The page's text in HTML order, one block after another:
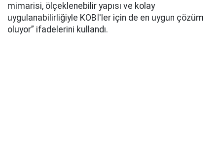
mimarisi, ölçeklenebilir yapısı ve kolay
uygulanabilirliğiyle KOBİ'ler için de en uygun çözüm
oluyor” ifadelerini kullandı.